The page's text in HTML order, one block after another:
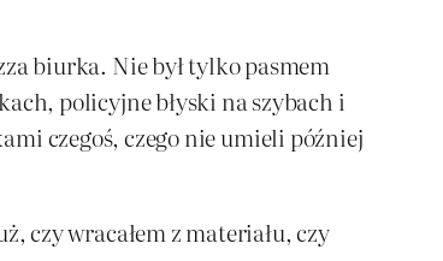
biurka. Nie był tylko pasmem
policyjne błyski na szybach i
czegoś, czego nie umieli później
czy wracałem z materiału, czy